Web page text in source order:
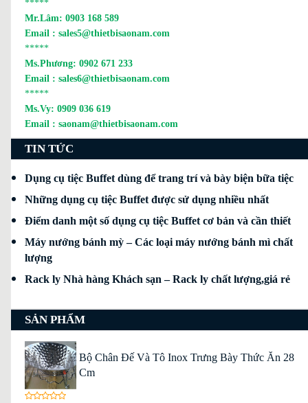
*****
Mr.Lâm: 0903 168 589
Email : sales5@thietbisaonam.com
*****
Ms.Phương: 0902 671 233
Email : sales6@thietbisaonam.com
*****
Ms.Vy: 0909 036 619
Email : saonam@thietbisaonam.com
TIN TỨC
Dụng cụ tiệc Buffet dùng để trang trí và bày biện bữa tiệc
Những dụng cụ tiệc Buffet được sử dụng nhiều nhất
Điểm danh một số dụng cụ tiệc Buffet cơ bản và cần thiết
Máy nướng bánh mỳ – Các loại máy nướng bánh mì chất
lượng
Rack ly Nhà hàng Khách sạn – Rack ly chất lượng,giá rẻ
SẢN PHẨM
Bộ Chân Đế Và Tô Inox Trưng Bày Thức Ăn 28
Cm